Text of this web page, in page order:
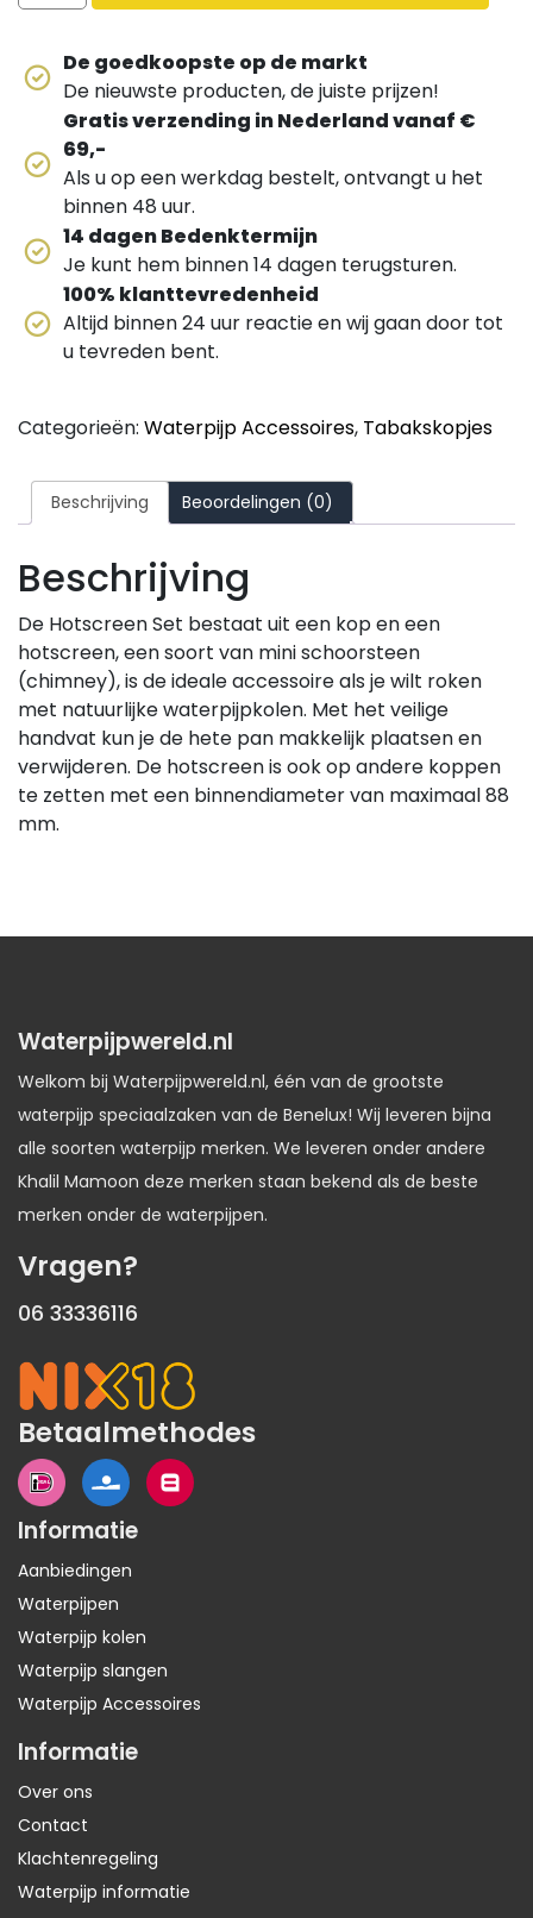
De goedkoopste op de markt
De nieuwste producten, de juiste prijzen!
Gratis verzending in Nederland vanaf €
69,-
Als u op een werkdag bestelt, ontvangt u het
binnen 48 uur.
14 dagen Bedenktermijn
Je kunt hem binnen 14 dagen terugsturen.
100% klanttevredenheid
Altijd binnen 24 uur reactie en wij gaan door tot
u tevreden bent.
Categorieën: Waterpijp Accessoires, Tabakskopjes
Beschrijving Beoordelingen (0)
Beschrijving
De Hotscreen Set bestaat uit een kop en een
hotscreen, een soort van mini schoorsteen
(chimney), is de ideale accessoire als je wilt roken
met natuurlijke waterpijpkolen. Met het veilige
handvat kun je de hete pan makkelijk plaatsen en
verwijderen. De hotscreen is ook op andere koppen
te zetten met een binnendiameter van maximaal 88
mm.
Waterpijpwereld.nl
Welkom bij Waterpijpwereld.nl, één van de grootste
waterpijp speciaalzaken van de Benelux! Wij leveren bijna
alle soorten waterpijp merken. We leveren onder andere
Khalil Mamoon deze merken staan bekend als de beste
merken onder de waterpijpen.
Vragen?
06 33336116
Betaalmethodes
Informatie
Aanbiedingen
Waterpijpen
Waterpijp kolen
Waterpijp slangen
Waterpijp Accessoires
Informatie
Over ons
Contact
Klachtenregeling
Waterpijp informatie